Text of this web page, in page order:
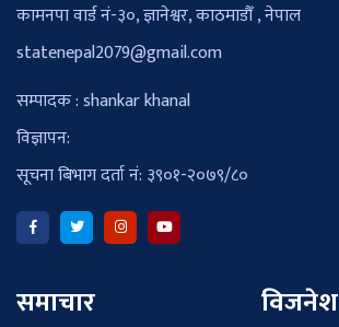
कामनपा वार्ड नं-३०, ज्ञानेश्वर, काठमाडौँ , नेपाल
statenepal2079@gmail.com
सम्पादक : shankar khanal
विज्ञापन:
सूचना बिभाग दर्ता नं: ३९०१-२०७९/८०
समाचार विजनेश